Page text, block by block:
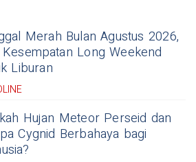
Merah Bulan Agustus 2026,
Long Weekend
Liburan
Hujan Meteor Perseid dan
Cygnid Berbahaya bagi